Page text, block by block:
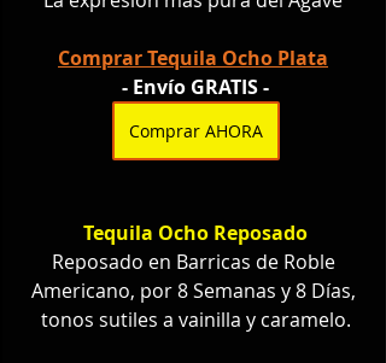
Comprar Tequila Ocho Plata
- Envío GRATIS -
Comprar AHORA
Tequila Ocho Reposado
Reposado en Barricas de Roble
Americano, por 8 Semanas y 8 Días,
tonos sutiles a vainilla y caramelo.